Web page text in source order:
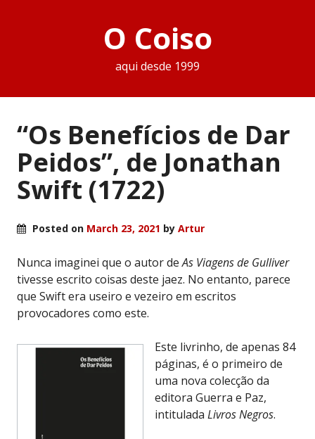
O Coiso
aqui desde 1999
“Os Benefícios de Dar
Peidos”, de Jonathan
Swift (1722)
Posted on March 23, 2021 by Artur
Nunca imaginei que o autor deAs Viagens de Gulliver
tivesse escrito coisas deste jaez. No entanto, parece
que Swift era useiro e vezeiro em escritos
provocadores como este.
Este livrinho, de apenas 84
páginas, é o primeiro de
uma nova colecção da
editora Guerra e Paz,
intitulada Livros Negros.